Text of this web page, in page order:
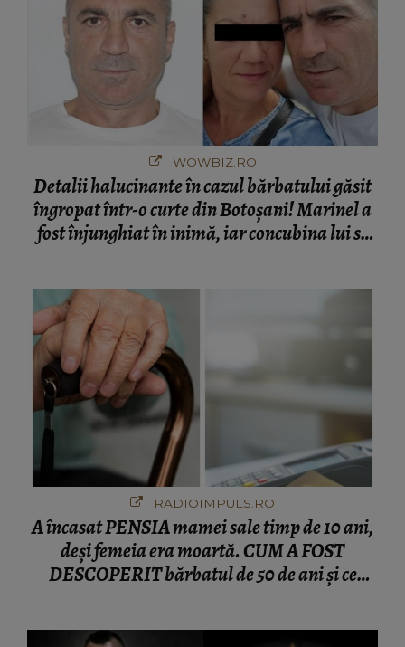
WOWBIZ.RO
Detalii halucinante în cazul bărbatului găsit
îngropat într-o curte din Botoșani! Marinel a
fost înjunghiat în inimă, iar concubina lui se
RADIOIMPULS.RO
A încasat PENSIA mamei sale timp de 10 ani,
deși femeia era moartă. CUM A FOST
DESCOPERIT bărbatul de 50 de ani și ce